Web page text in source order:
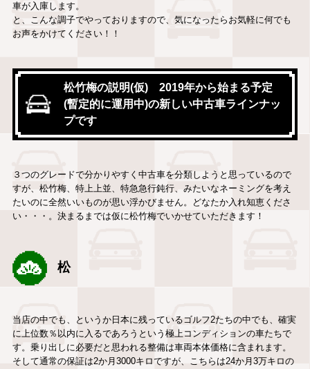
車が入庫します。
と、こんな調子でやっておりますので、気になったらお気軽に何でも
お声をかけてください！！
松竹梅の説明(仮) 2019年から始まる予定
(暫定的に運用中)の新しい中古車ラインナッ
プです
３つのグレードで分かりやすく中古車を分類しようと思っているので
すが、松竹梅、特上上並、特急急行鈍行、みたいなネーミングを考え
たいのに全然いいものが思い浮かびません。どなたか入れ知恵くださ
い・・・。決まるまでは仮に松竹梅でいかせていただきます！
松
当店の中でも、というか日本に残っているゴルフ2たちの中でも、確実
に上位数％以内に入るであろうという極上コンディションの車たちで
す。乗り出しに必要だと思われる整備は車両本体価格に含まれます。
そして通常の保証は2か月3000キロですが、こちらは24か月3万キロの